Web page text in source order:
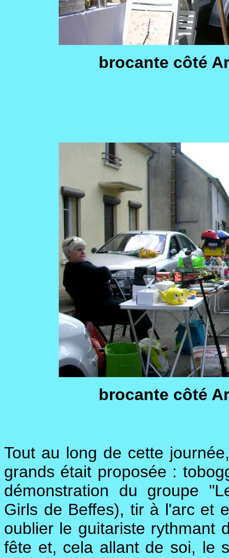
brocante côté
brocante côté
Tout au long de cette
grands était proposée :
démonstration du groupe
Girls de Beffes), tir à l'arc et
oublier le guitariste rythmant
fête et, cela allant de soi, le